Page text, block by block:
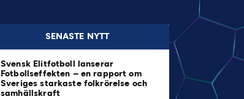
SENASTE NYTT
Svensk Elitfotboll lanserar
Fotbollseffekten – en rapport om
Sveriges starkaste folkrörelse och
samhällskraft